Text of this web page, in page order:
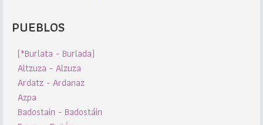
PUEBLOS
(*Burlata - Burlada)
Altzuza - Alzuza
Ardatz - Ardanaz
Azpa
Badostain - Badostáin